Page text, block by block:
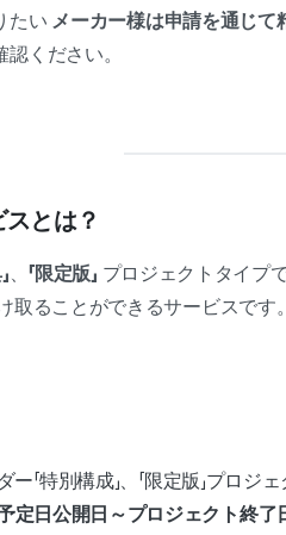
たい メーカー様は申請を通じて
ください。
とは？
、 「限定版」 プロジェクトタイプ
取ることができるサービスです。
「特別構成」、「限定版」プロジェ
定日公開日～プロジェクト終了